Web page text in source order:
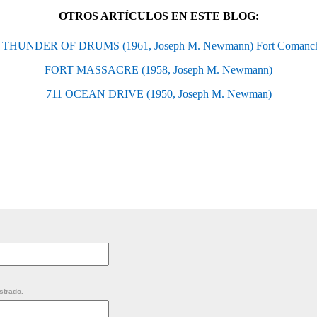
OTROS ARTÍCULOS EN ESTE BLOG:
OF DRUMS (1961, Joseph M. Newmann) Fort
FORT MASSACRE (1958, Joseph M. Newmann)
711 OCEAN DRIVE (1950, Joseph M. Newman)